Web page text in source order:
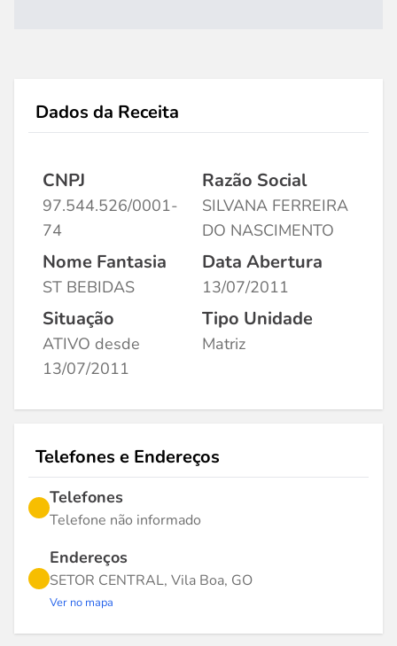
Dados da Receita
CNPJ
97.544.526/0001-
74
Razão Social
SILVANA FERREIRA
DO NASCIMENTO
Nome Fantasia
ST BEBIDAS
Data Abertura
13/07/2011
Situação
ATIVO desde
13/07/2011
Tipo Unidade
Matriz
Telefones e Endereços
Telefones
Telefone não informado
Endereços
SETOR CENTRAL, Vila Boa, GO
Ver no mapa